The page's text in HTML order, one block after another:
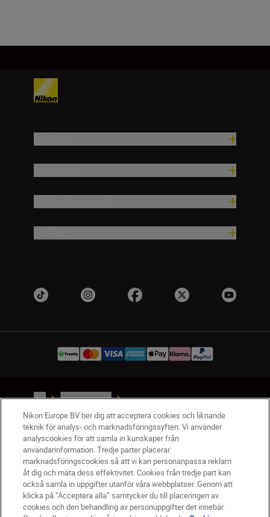
SV Nikon Sites
Kontakta oss
Policydokument om personuppgiftsbehandling
Användningsvillkor
Användarvillkor för Nikon Store
Cookie-meddelande
Tillgänglighet
Cookieinställningar
© 2026 Nikon
Nikon Europe BV ber dig att acceptera cookies och liknande
teknik för analys- och marknadsföringssyften. Vi använder
analyscookies för att samla in kunskaper från
användarinformation. Tredje parter placerar
marknadsföringscookies så att vi kan personanpassa reklam
åt dig och mäta dess effektivitet. Cookies från tredje part kan
också samla in uppgifter utanför våra webbplatser. Genom att
klicka på ”Acceptera alla” samtycker du till placeringen av
cookies och den behandling av personuppgifter det innebär.